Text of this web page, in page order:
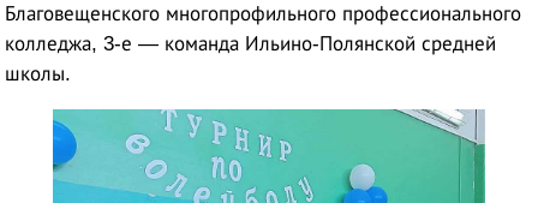
Благовещенского многопрофильного профессионального
колледжа, 3-е — команда Ильино-Полянской средней
школы.